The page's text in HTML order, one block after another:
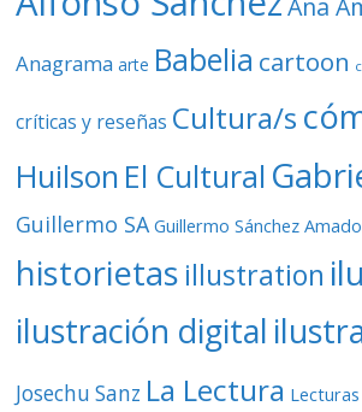
Anagrama arte Babelia cartoon
críticas y reseñas Cultura/s
Huilson El Cultural
Guillermo SA Guillermo Sánchez
historietas illustration
ilustración digital
Josechu Sanz La Lectura Lecturas